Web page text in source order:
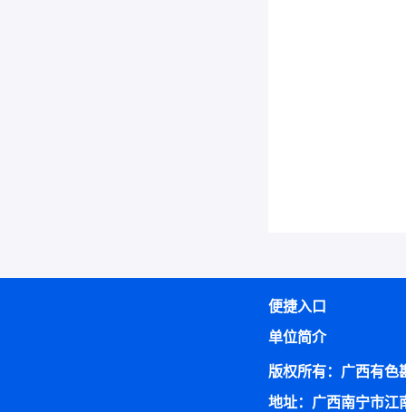
便捷入口
单位简介
版权所有：广西有色
地址：广西南宁市江